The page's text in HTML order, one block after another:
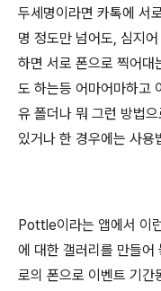
두세명이라면 카톡에 서
명 정도만 넘어도, 심지
하면 서로 폰으로 찍어대
도 하는등 어마어마하고
유 폴더나 뭐 그런 방법
있거나 한 경우에는 사용
Pottle이라는 앱에서 이
에 대한 갤러리를 만들어
로의 폰으로 이벤트 기간